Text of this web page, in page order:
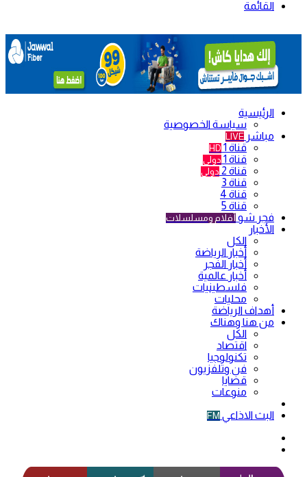
القائمة
الرئيسية
سياسة الخصوصية
مباشر LIVE
قناة 1 HD
قناة 1 دولي
قناة 2 دولي
قناة 3
قناة 4
قناة 5
فجر شو أفلام ومسلسلات
الأخبار
الكل
أخبار الرياضة
أخبار الفجر
أخبار عالمية
فلسطينيات
محليات
أهداف الرياضة
من هنا وهناك
الكل
اقتصاد
تكنولوجيا
فن وتلفزيون
قضايا
منوعات
البث الاذاعي FM